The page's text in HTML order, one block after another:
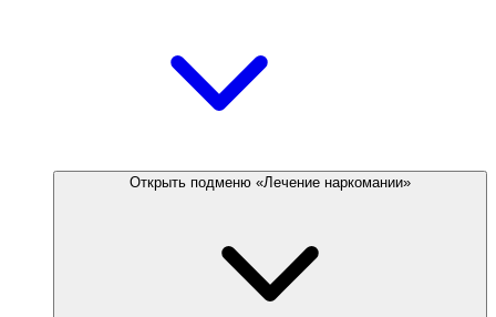
Открыть подменю «Лечение наркомании»